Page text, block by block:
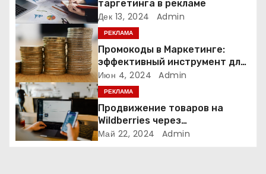
о
з
а
п
и
таргетинга в рекламе
Дек 13, 2024 Admin
РЕКЛАМА
Промокоды в Маркетинге:
эффективный инструмент для
увеличения продаж и
привлечения клиентов
Июн 4, 2024 Admin
РЕКЛАМА
Продвижение товаров на
Wildberries через
Яндекс.Директ в 2024 году:
Май 22, 2024 Admin